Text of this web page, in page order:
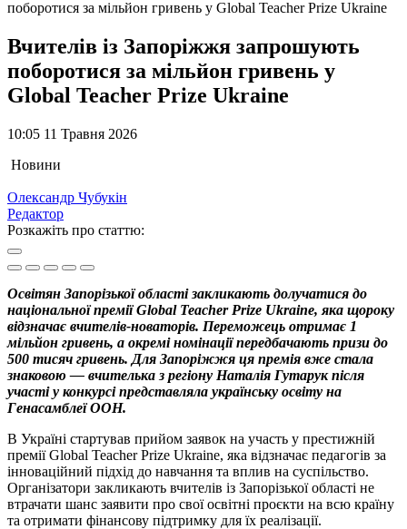
поборотися за мільйон гривень у Global Teacher Prize Ukraine
Вчителів із Запоріжжя запрошують
поборотися за мільйон гривень у
Global Teacher Prize Ukraine
10:05 11 Травня 2026
Новини
Олександр Чубукін
Редактор
Розкажіть про статтю:
Освітян Запорізької області закликають долучатися до
національної премії Global Teacher Prize Ukraine, яка щороку
відзначає вчителів-новаторів. Переможець отримає 1
мільйон гривень, а окремі номінації передбачають призи до
500 тисяч гривень. Для Запоріжжя ця премія вже стала
знаковою — вчителька з регіону Наталія Гутарук після
участі у конкурсі представляла українську освіту на
Генасамблеї ООН.
В Україні стартував прийом заявок на участь у престижній
премії Global Teacher Prize Ukraine, яка відзначає педагогів за
інноваційний підхід до навчання та вплив на суспільство.
Організатори закликають вчителів із Запорізької області не
втрачати шанс заявити про свої освітні проєкти на всю країну
та отримати фінансову підтримку для їх реалізації.